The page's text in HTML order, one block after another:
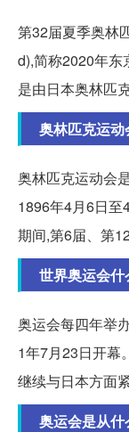
第32届夏季奥林
d),简称2020年东
是由日本奥林匹
奥林匹克运
奥林匹克运动会
1896年4月6日至
期间,第6届、第
世界奥运会
奥运会每四年举
1年7月23日开幕
继续与日本方面
奥运会是从